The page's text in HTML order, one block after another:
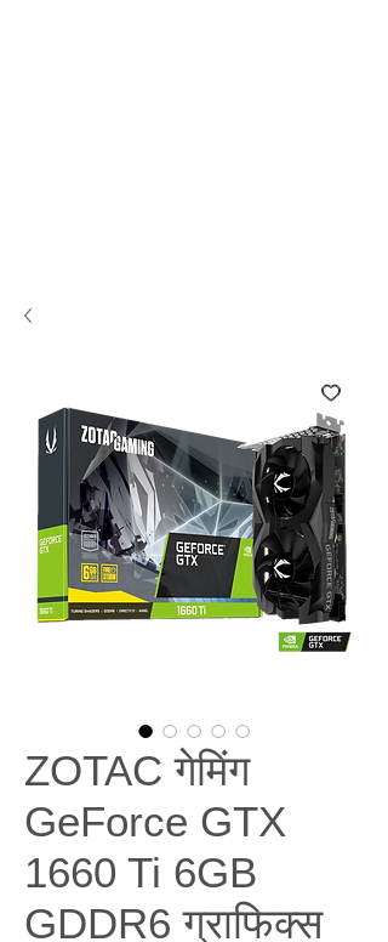
ZOTAC गेमिंग
GeForce GTX
1660 Ti 6GB
GDDR6 ग्राफिक्स